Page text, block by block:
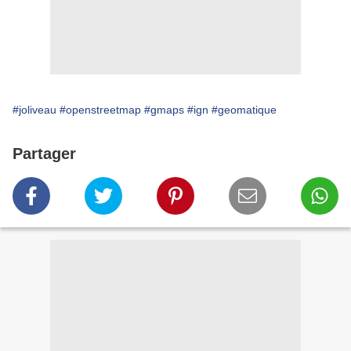
#joliveau #openstreetmap #gmaps #ign #geomatique
Partager